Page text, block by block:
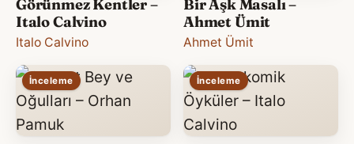
Görünmez Kentler –
Italo Calvino
Italo Calvino
Bir Aşk Masalı –
Ahmet Ümit
Ahmet Ümit
İnceleme İnceleme